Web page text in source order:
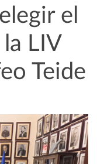
el
LIV
Teide